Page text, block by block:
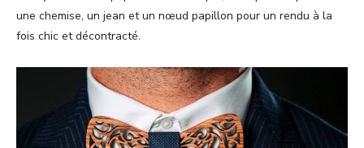
une chemise, un jean et un nœud papillon pour un rendu à la
fois chic et décontracté.